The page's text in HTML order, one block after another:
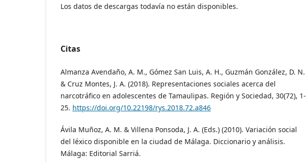
Los datos de descargas todavía no están disponibles.
Citas
Almanza Avendaño, A. M., Gómez San Luis, A. H., Guzmán González, D. N.
& Cruz Montes, J. A. (2018). Representaciones sociales acerca del
narcotráfico en adolescentes de Tamaulipas. Región y Sociedad, 30(72), 1-
25. https://doi.org/10.22198/rys.2018.72.a846
Ávila Muñoz, A. M. & Villena Ponsoda, J. A. (Eds.) (2010). Variación social
del léxico disponible en la ciudad de Málaga. Diccionario y análisis.
Málaga: Editorial Sarriá.